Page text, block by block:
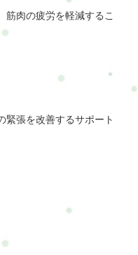
筋肉の疲労を軽減するこ
緊張を改善するサポート